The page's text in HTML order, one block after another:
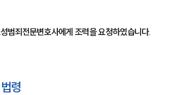
범죄전문변호사에게 조력을 요청하였습니다.
령